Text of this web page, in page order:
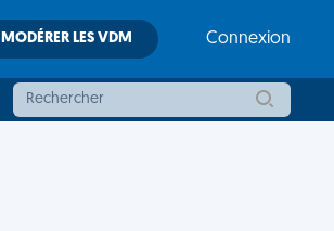
MODÉRER LES VDM Connexion